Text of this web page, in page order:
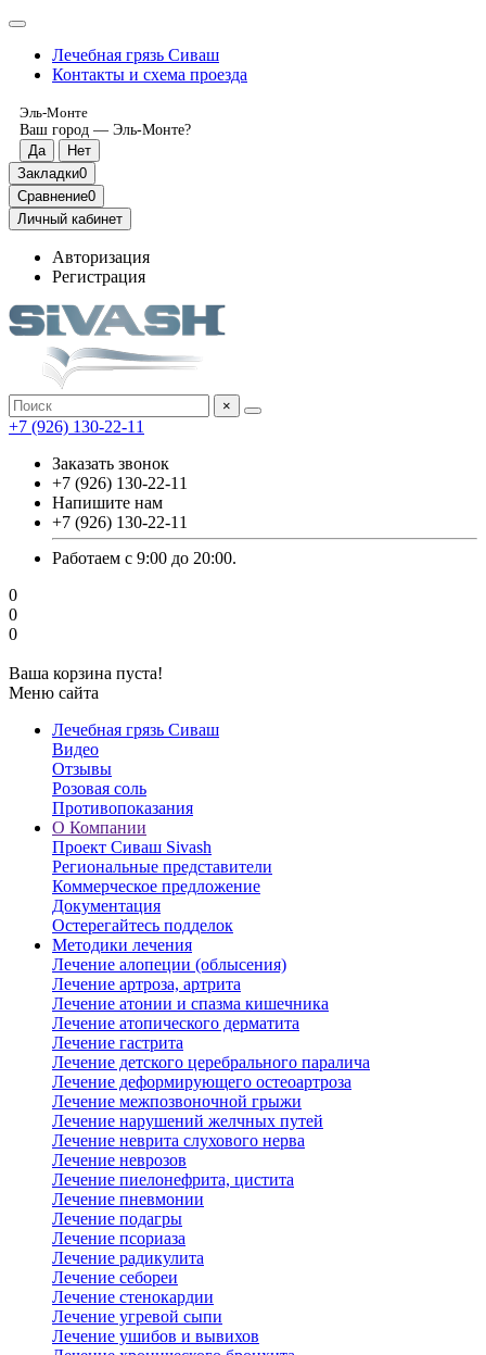
Лечебная грязь Сиваш
Контакты и схема проезда
Эль-Монте
Ваш город — Эль-Монте?
Закладки0
Сравнение0
Личный кабинет
Авторизация
Регистрация
×
‎+7 (926) 130-22-11
Заказать звонок
‎+7 (926) 130-22-11
Напишите нам
‎+7 (926) 130-22-11
Работаем с 9:00 до 20:00.
0
0
0
Ваша корзина пуста!
Меню сайта
Лечебная грязь Сиваш
Видео
Отзывы
Розовая соль
Противопоказания
О Компании
Проект Сиваш Sivash
Региональные представители
Коммерческое предложение
Документация
Остерегайтесь подделок
Методики лечения
Лечение алопеции (облысения)
Лечение артроза, артрита
Лечение атонии и спазма кишечника
Лечение атопического дерматита
Лечение гастрита
Лечение детского церебрального паралича
Лечение деформирующего остеоартроза
Лечение межпозвоночной грыжи
Лечение нарушений желчных путей
Лечение неврита слухового нерва
Лечение неврозов
Лечение пиелонефрита, цистита
Лечение пневмонии
Лечение подагры
Лечение псориаза
Лечение радикулита
Лечение себореи
Лечение стенокардии
Лечение угревой сыпи
Лечение ушибов и вывихов